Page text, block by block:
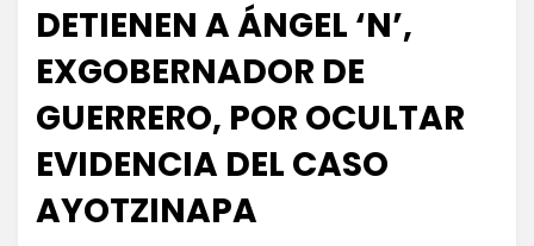
DETIENEN A ÁNGEL ‘N’,
EXGOBERNADOR DE
GUERRERO, POR OCULTAR
EVIDENCIA DEL CASO
AYOTZINAPA